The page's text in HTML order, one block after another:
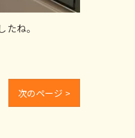
ね。
次のページ >